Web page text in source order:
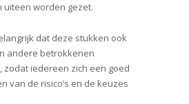
worden gezet.
dat deze stukken ook
andere betrokkenen
zodat iedereen zich een goed
van de risico’s en de keuzes